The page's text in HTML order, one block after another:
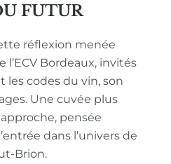
FUTUR
réflexion menée
l’ECV Bordeaux, invités
les codes du vin, son
Une cuvée plus
pensée
dans l’univers de
Brion.